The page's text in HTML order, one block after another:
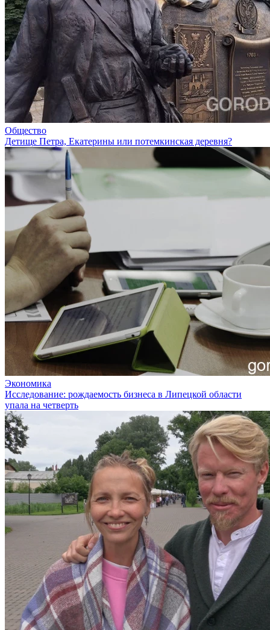
Общество
Детище Петра, Екатерины или потемкинская деревня?
Экономика
Исследование: рождаемость бизнеса в Липецкой области
упала на четверть